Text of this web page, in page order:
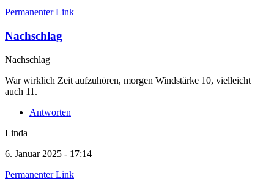
Permanenter Link
Nachschlag
Nachschlag
War wirklich Zeit aufzuhören, morgen Windstärke 10, vielleicht
auch 11.
Antworten
Linda
6. Januar 2025 - 17:14
Permanenter Link